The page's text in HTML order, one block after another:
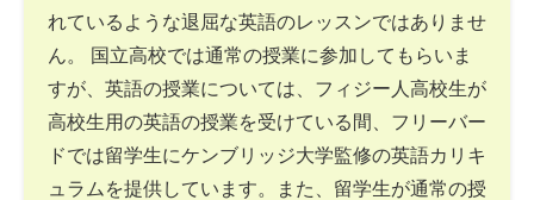
れているような退屈な英語のレッスンではありませ
ん。 国立高校では通常の授業に参加してもらいま
すが、英語の授業については、フィジー人高校生が
高校生用の英語の授業を受けている間、フリーバー
ドでは留学生にケンブリッジ大学監修の英語カリキ
ュラムを提供しています。また、留学生が通常の授